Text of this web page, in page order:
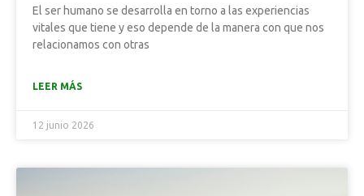
El ser humano se desarrolla en torno a las experiencias
vitales que tiene y eso depende de la manera con que nos
relacionamos con otras
LEER MÁS
12 junio 2026